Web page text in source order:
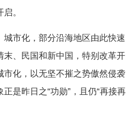
。
城市化，部分沿海地区由此快速
末、民国和新中国，特别改革开
市化，以无坚不摧之势傲然侵袭
是昨日之“功勋”，且仍“再接再